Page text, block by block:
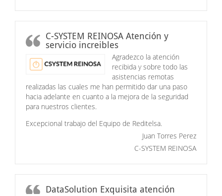
C-SYSTEM REINOSA Atención y
servicio increibles
Agradezco la atención
recibida y sobre todo las
asistencias remotas
realizadas las cuales me han permitido dar una paso
hacia adelante en cuanto a la mejora de la seguridad
para nuestros clientes.
Excepcional trabajo del Equipo de Reditelsa.
Juan Torres Perez
C-SYSTEM REINOSA
DataSolution Exquisita atención